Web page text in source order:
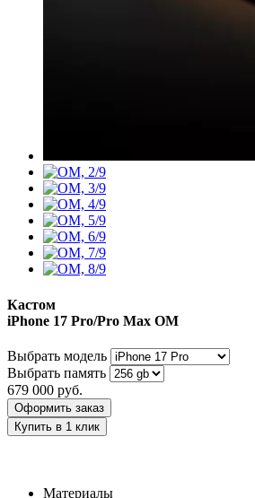
Кастом
iPhone 17 Pro/Pro Max OM
Выбрать модель
Выбрать память
679 000 руб.
Оформить заказ
Купить в 1 клик
Материалы